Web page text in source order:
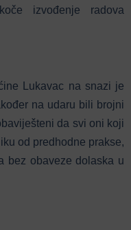
izvođenje radova
Lukavac na snazi je
na udaru bili brojni
da svi oni koji
od predhodne prakse,
bez obaveze dolaska u